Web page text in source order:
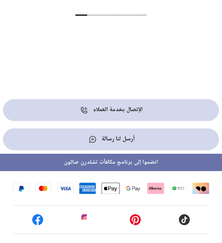
الإتصال بخدمة العملاء
أرسل لنا رسالة
انضموا إلى برنامج مكافآت تشلدرن صالون